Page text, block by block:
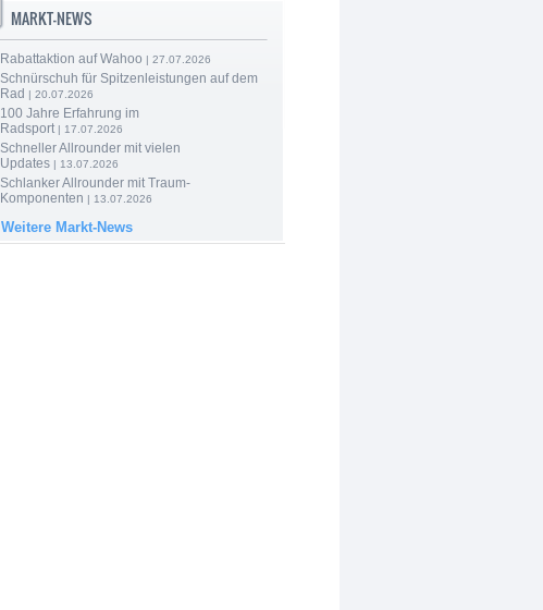
MARKT-NEWS
Rabattaktion auf Wahoo | 27.07.2026
Schnürschuh für Spitzenleistungen auf dem
Rad | 20.07.2026
100 Jahre Erfahrung im
Radsport| 17.07.2026
Schneller Allrounder mit vielen
Updates | 13.07.2026
Schlanker Allrounder mit Traum-
Komponenten | 13.07.2026
Weitere Markt-News